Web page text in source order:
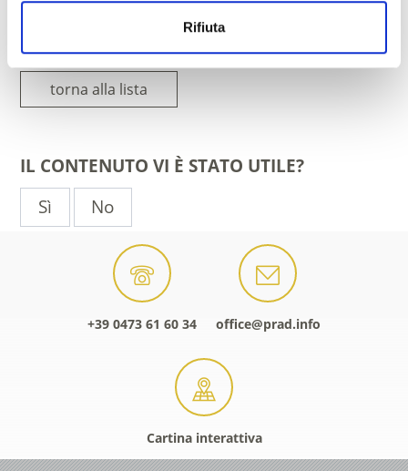
Rifiuta
torna alla lista
IL CONTENUTO VI È STATO UTILE?
Sì
No
+39 0473 61 60 34 office@prad.info
Cartina interattiva